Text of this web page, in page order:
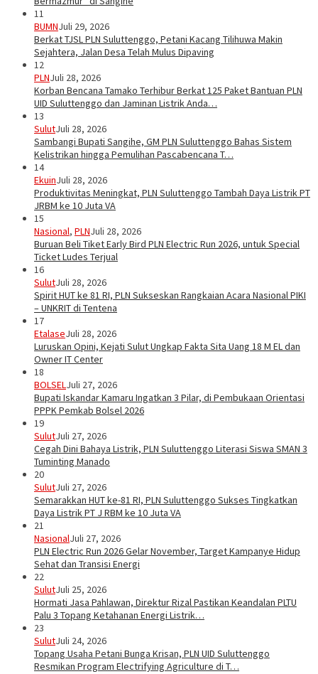
11
BUMNJuli 29, 2026
Berkat TJSL PLN Suluttenggo, Petani Kacang Tilihuwa Makin
Sejahtera, Jalan Desa Telah Mulus Dipaving
12
PLNJuli 28, 2026
Korban Bencana Tamako Terhibur Berkat 125 Paket Bantuan PLN
UID Suluttenggo dan Jaminan Listrik Anda…
13
SulutJuli 28, 2026
Sambangi Bupati Sangihe, GM PLN Suluttenggo Bahas Sistem
Kelistrikan hingga Pemulihan Pascabencana T…
14
EkuinJuli 28, 2026
Produktivitas Meningkat, PLN Suluttenggo Tambah Daya Listrik PT
JRBM ke 10 Juta VA
15
Nasional, PLNJuli 28, 2026
Buruan Beli Tiket Early Bird PLN Electric Run 2026, untuk Special
Ticket Ludes Terjual
16
SulutJuli 28, 2026
Spirit HUT ke 81 RI, PLN Sukseskan Rangkaian Acara Nasional PIKI
– UNKRIT di Tentena
17
EtalaseJuli 28, 2026
Luruskan Opini, Kejati Sulut Ungkap Fakta Sita Uang 18 M EL dan
Owner IT Center
18
BOLSELJuli 27, 2026
Bupati Iskandar Kamaru Ingatkan 3 Pilar, di Pembukaan Orientasi
PPPK Pemkab Bolsel 2026
19
SulutJuli 27, 2026
Cegah Dini Bahaya Listrik, PLN Suluttenggo Literasi Siswa SMAN 3
Tuminting Manado
20
SulutJuli 27, 2026
Semarakkan HUT ke-81 RI, PLN Suluttenggo Sukses Tingkatkan
Daya Listrik PT J RBM ke 10 Juta VA
21
NasionalJuli 27, 2026
PLN Electric Run 2026 Gelar November, Target Kampanye Hidup
Sehat dan Transisi Energi
22
SulutJuli 25, 2026
Hormati Jasa Pahlawan, Direktur Rizal Pastikan Keandalan PLTU
Palu 3 Topang Ketahanan Energi Listrik…
23
SulutJuli 24, 2026
Topang Usaha Petani Bunga Krisan, PLN UID Suluttenggo
Resmikan Program Electrifying Agriculture di T…